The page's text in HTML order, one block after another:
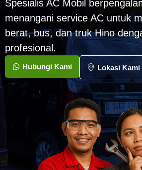
Spesialis AC Mobil
menangani service AC untuk
berat, bus, dan truk Hino
profesional.
Hubungi Kami Lokasi Kami